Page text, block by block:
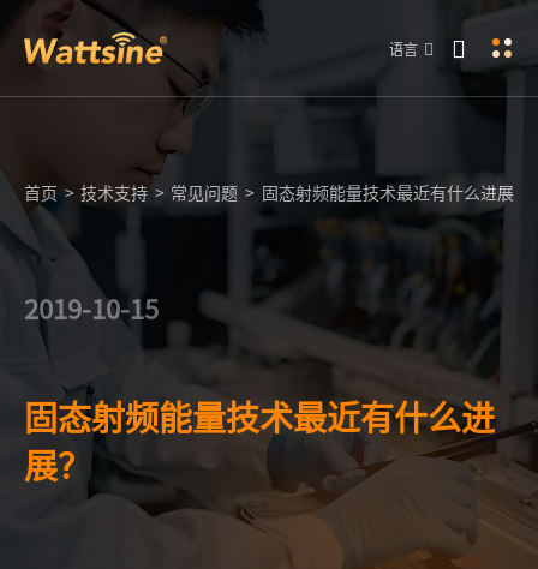
语言
首页 > 技术支持 > 常见问题 > 固态射频能量技术最近有什么进展？
2019-10-15
固态射频能量技术最近有什么进
展？